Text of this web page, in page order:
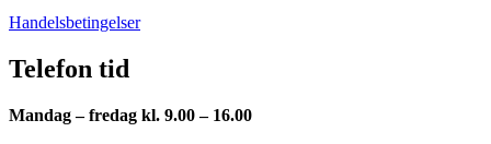
Handelsbetingelser
Telefon tid
Mandag – fredag kl. 9.00 – 16.00